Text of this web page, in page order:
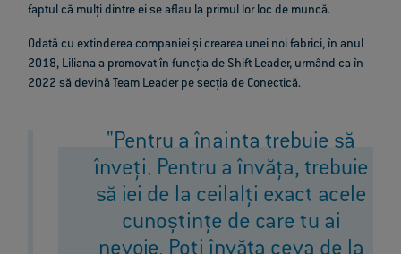
faptul că mulți dintre ei se aflau la primul lor loc de muncă.
Odată cu extinderea companiei și crearea unei noi fabrici, în anul
2018, Liliana a promovat în funcția de Shift Leader, urmând ca în
2022 să devină Team Leader pe secția de Conectică.
"Pentru a înainta trebuie să
înveți. Pentru a învăța, trebuie
să iei de la ceilalți exact acele
cunoștințe de care tu ai